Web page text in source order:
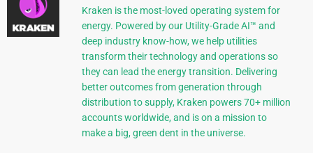
Kraken is the most-loved operating system for
energy. Powered by our Utility-Grade AI™ and
deep industry know-how, we help utilities
transform their technology and operations so
they can lead the energy transition. Delivering
better outcomes from generation through
distribution to supply, Kraken powers 70+ million
accounts worldwide, and is on a mission to
make a big, green dent in the universe.